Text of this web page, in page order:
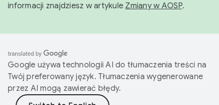
informacji znajdziesz w artykule Zmiany w AOSP.
Google używa technologii AI do tłumaczenia treści na
Twój preferowany język. Tłumaczenia wygenerowane
przez AI mogą zawierać błędy.